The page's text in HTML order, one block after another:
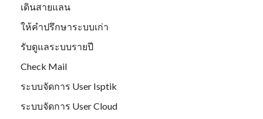
เดินสายแลน
ให้คำปรึกษาระบบเก่า
รับดูแลระบบรายปี
Check Mail
ระบบจัดการ User Isptik
ระบบจัดการ User Cloud